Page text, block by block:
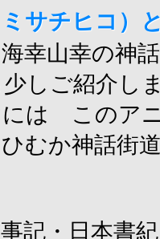
サチヒコ）
幸山幸の神
しご紹介し
には このア
か神話街道
記・日本書